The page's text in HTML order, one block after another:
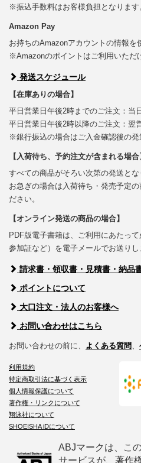
※振込手数料はお客様負担となります
Amazon Pay
お持ちのAmazonアカウントの情報を
※Amazonのポイントはご利用いただ
発送スケジュール
【在庫ありの場合】
平日営業日午後2時までのご注文：当
平日営業日午後2時以降のご注文：翌
※銀行振込の場合はご入金確認後の発
【入荷待ち、予約注文が含まれる場合
すべての商品がそろい次第の発送とな
お急ぎの場合は入荷待ち・発売予定
ださい。
【オンライン発送の商品の場合】
PDF版電子書籍は、ご利用にあたっ
参加証など）を電子メールでお送りし
請求書・領収書・見積書・納品
ポイントについて
大口注文・法人のお客様へ
お問い合わせはこちら
お問い合わせの前に、 よくある質問、
利用規約
特定商取引法に基づく表示
個人情報保護について
著作権・リンクについて
翔泳社について
SHOEISHA iDについて
ABJマークは、こ
サービスが、著作